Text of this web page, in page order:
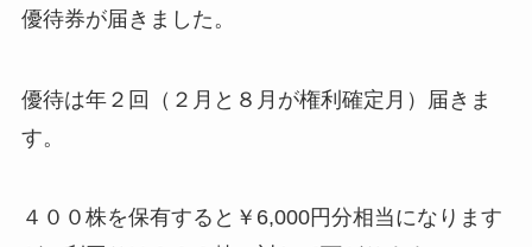
優待券が届きました。
優待は年２回（２月と８月が権利確定月）届きま
す。
４００株を保有すると￥6,000円分相当になります